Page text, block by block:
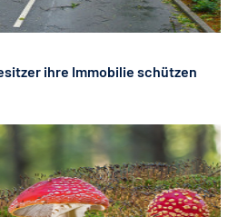
ihre Immobilie schützen